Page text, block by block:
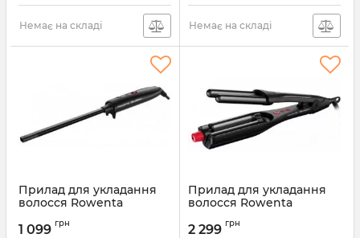
Немає на складі Немає на складі
Прилад для укладання
волосся Rowenta
Артикул:
1 099 грн
Прилад для укладання
волосся Rowenta
Артикул:
2 299 грн